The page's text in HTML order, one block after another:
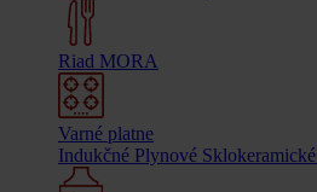
Riad MORA
Varné platne
Indukčné Plynové Sklokeramické